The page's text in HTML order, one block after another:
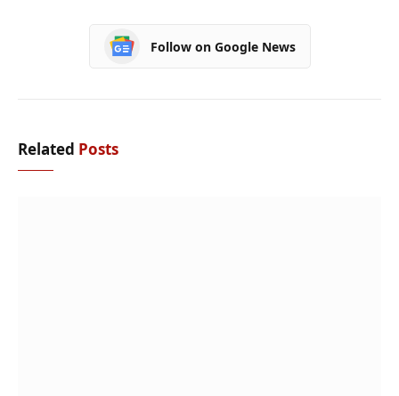
Follow on Google News
Related Posts